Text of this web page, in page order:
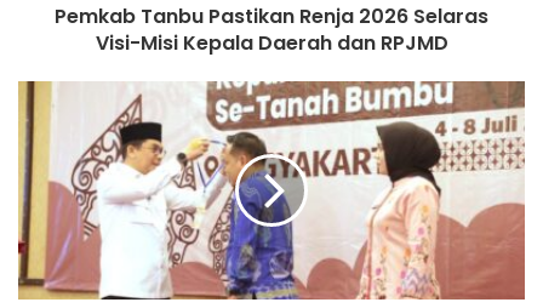
Pemkab Tanbu Pastikan Renja 2026 Selaras
Visi-Misi Kepala Daerah dan RPJMD